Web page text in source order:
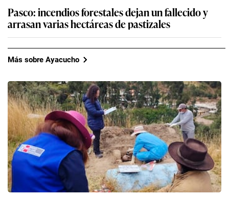
Pasco: incendios forestales dejan un fallecido y
arrasan varias hectáreas de pastizales
Más sobre Ayacucho